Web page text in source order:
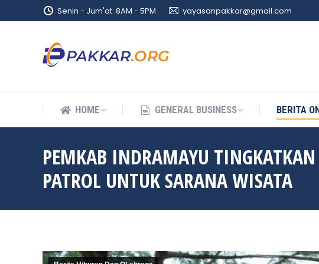
Senin - Jum'at: 8AM - 5PM yayasanpakkar@gmail.com
HOME GENERAL BUSINESS BERITA
PEMKAB INDRAMAYU
PATROL UNTUK SARANA WISATA
HOME GENERAL BUSINESS BERITA